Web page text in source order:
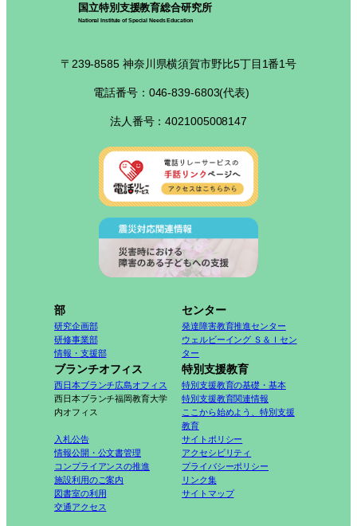
国立特別支援教育総合研究所
National Institute of Special Needs Education
〒239-8585 神奈川県横須賀市野比5丁目1番1号
電話番号：046-839-6803(代表)
法人番号：4021005008147
部
研究企画部
研修事業部
情報・支援部
センター
発達障害教育推進センター
ウェルビーイング Ｓ＆Ｉセン
ター
ブランチオフィス
西日本ブランチ広島オフィス
西日本ブランチ福岡教育大学
内オフィス
特別支援教育
特別支援教育の基礎・基本
特別支援教育関連情報
ここから始めよう、特別支援
教育
入札公告
情報公開・公文書管理
コンプライアンスの推進
施設利用のご案内
図書室の利用
交通アクセス
サイトポリシー
アクセシビリティ
プライバシーポリシー
リンク集
サイトマップ